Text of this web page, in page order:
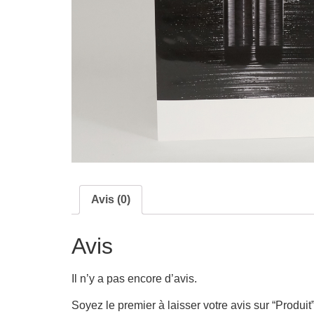
Avis (0)
Avis
Il n’y a pas encore d’avis.
Soyez le premier à laisser votre avis sur “Produit”